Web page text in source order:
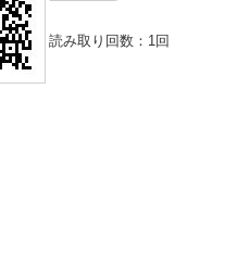
読み取り回数： 1回